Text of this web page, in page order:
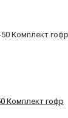
Комплект гофр